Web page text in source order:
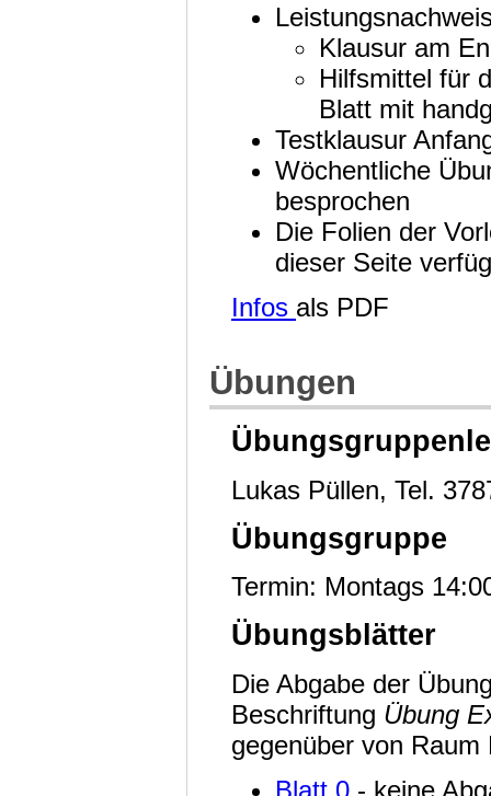
Klausur am
Hilfsmittel für
Blatt mit
Testklausur
Wöchentliche
besprochen
Die Folien der
dieser Seite
Infos als PDF
Übungen
Lukas Püllen, Tel.
Übungsgruppe
Termin: Montags
Übungsblätter
Die Abgabe der
Beschriftung Übung
gegenüber von Raum
Blatt 0 - keine